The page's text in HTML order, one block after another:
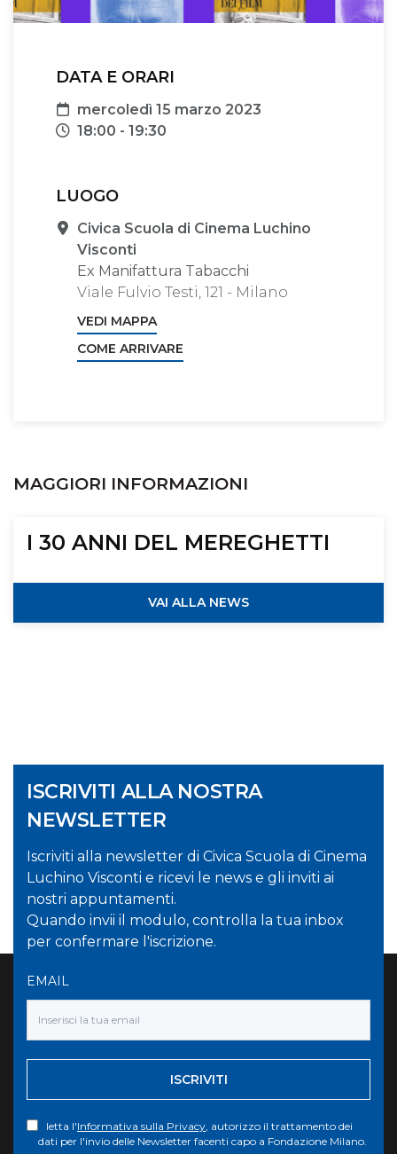
DATA E ORARI
Data
mercoledì 15 marzo 2023
Orari
18:00 - 19:30
LUOGO
Sede
Civica Scuola di Cinema Luchino
Visconti
Ex Manifattura Tabacchi
Viale Fulvio Testi, 121 - Milano
VEDI MAPPA
COME ARRIVARE
MAGGIORI INFORMAZIONI
I 30 ANNI DEL MEREGHETTI
VAI ALLA NEWS
ISCRIVITI ALLA NOSTRA
NEWSLETTER
Iscriviti alla newsletter di Civica Scuola di Cinema
Luchino Visconti e ricevi le news e gli inviti ai
nostri appuntamenti.
Quando invii il modulo, controlla la tua inbox
per confermare l'iscrizione.
EMAIL
ISCRIVITI
letta l'Informativa sulla Privacy , autorizzo il trattamento dei
dati per l'invio delle Newsletter facenti capo a Fondazione Milano.